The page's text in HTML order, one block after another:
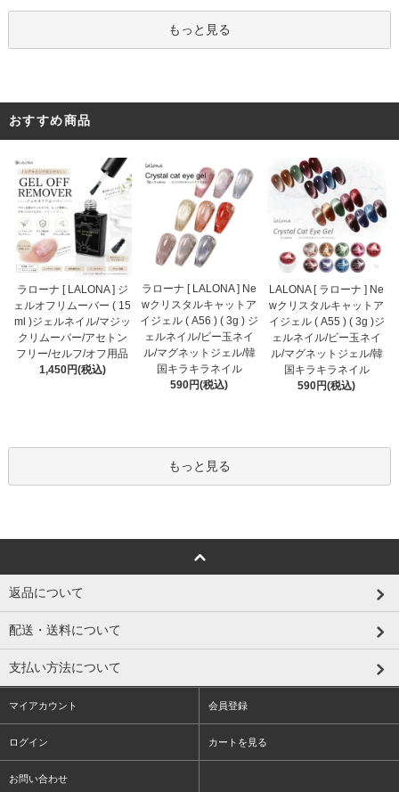
もっと見る
おすすめ商品
ラローナ [ LALONA ] ジ
ェルオフリムーバー ( 15
ml )ジェルネイル/マジッ
クリムーバー/アセトン
フリー/セルフ/オフ用品
1,450円(税込)
ラローナ [ LALONA ] Ne
wクリスタルキャットア
イジェル ( A56 ) ( 3g ) ジ
ェルネイル/ビー玉ネイ
ル/マグネットジェル/韓
国キラキラネイル
590円(税込)
LALONA [ ラローナ ] Ne
wクリスタルキャットア
イジェル ( A55 ) ( 3g )ジ
ェルネイル/ビー玉ネイ
ル/マグネットジェル/韓
国キラキラネイル
590円(税込)
もっと見る
返品について
配送・送料について
支払い方法について
マイアカウント 会員登録
ログイン カートを見る
お問い合わせ